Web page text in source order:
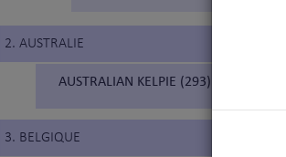
2. AUSTRALIE
AUSTRALIAN KELPIE (293) (KELPIE
3. BELGIQUE